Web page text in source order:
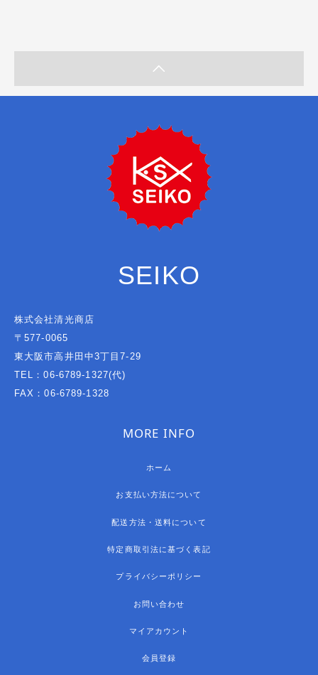
SEIKO
株式会社清光商店
〒577-0065
東大阪市高井田中3丁目7-29
TEL：06-6789-1327(代)
FAX：06-6789-1328
MORE INFO
ホーム
お支払い方法について
配送方法・送料について
特定商取引法に基づく表記
プライバシーポリシー
お問い合わせ
マイアカウント
会員登録